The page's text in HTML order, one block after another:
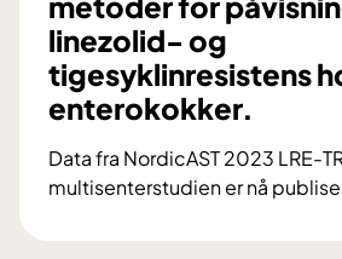
d
e
e
u
o
p
linezolid- og
tigesyklinresistens
enterokokker.
Data fra NordicAST 2023 LRE-
multisenterstudien er nå
v